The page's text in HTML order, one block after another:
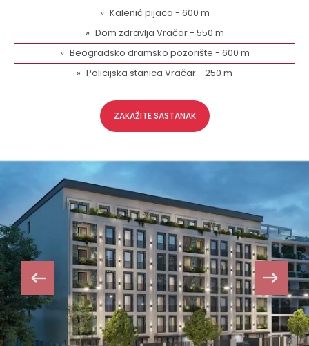
Kalenić pijaca - 600 m
Dom zdravlja Vračar - 550 m
Beogradsko dramsko pozorište - 600 m
Policijska stanica Vračar - 250 m
ZAKAŽITE SASTANAK